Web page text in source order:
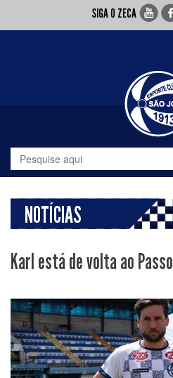
SIGA O ZECA
NOTÍCIAS
Karl está de volta ao Passo